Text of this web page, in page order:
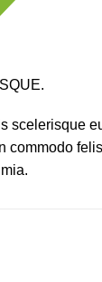
scelerisque
commodo